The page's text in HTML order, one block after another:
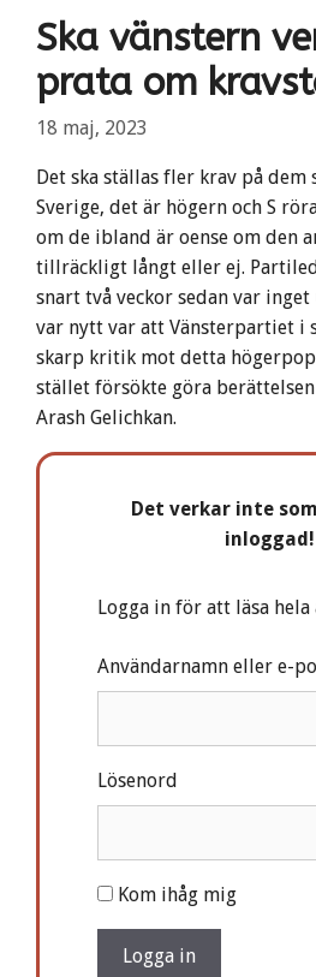
Ska vänstern
prata om
18 maj, 2023
Det ska ställas fler krav på
Sverige, det är högern och S
om de ibland är oense om den
tillräckligt långt eller ej.
snart två veckor sedan var
var nytt var att Vänsterpartiet i
skarp kritik mot detta
stället försökte göra
Arash Gelichkan.
Det verkar inte
inloggad!
Logga in för att läsa
Användarnamn eller e-
Lösenord
A
l
Kom ihåg mig
Logga in